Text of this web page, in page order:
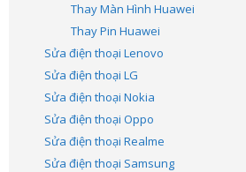
Thay Màn Hình Huawei
Thay Pin Huawei
Sửa điện thoại Lenovo
Sửa điện thoại LG
Sửa điện thoại Nokia
Sửa điện thoại Oppo
Sửa điện thoại Realme
Sửa điện thoại Samsung